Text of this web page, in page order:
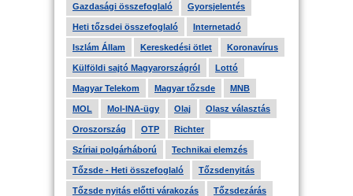
Gazdasági összefoglaló Gyorsjelentés
Heti tőzsdei összefoglaló Internetadó
Iszlám Állam Kereskedési ötlet Koronavírus
Külföldi sajtó Magyarországról Lottó
Magyar Telekom Magyar tőzsde MNB
MOL Mol-INA-ügy Olaj Olasz választás
Oroszország OTP Richter
Szíriai polgárháború Technikai elemzés
Tőzsde - Heti összefoglaló Tőzsdenyitás
Tőzsde nyitás előtti várakozás Tőzsdezárás